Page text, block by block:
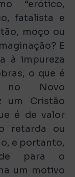
“erótico,
fatalista e
moço ou
E
à impureza
o que é
no Novo
um Cristão
é de valor
retarda ou
e portanto,
para o
um motivo